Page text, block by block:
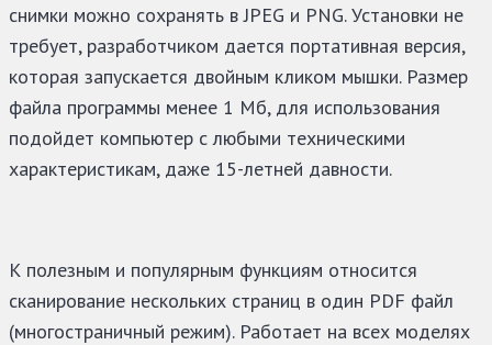
снимки можно сохранять в JPEG и PNG. Установки не
требует, разработчиком дается портативная версия,
которая запускается двойным кликом мышки. Размер
файла программы менее 1 Мб, для использования
подойдет компьютер с любыми техническими
характеристикам, даже 15-летней давности.
К полезным и популярным функциям относится
сканирование нескольких страниц в один PDF файл
(многостраничный режим). Работает на всех моделях